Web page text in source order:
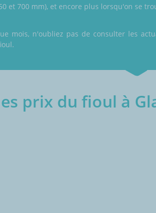
et 700 mm), et encore plus lorsqu'on se
mois, n'oubliez pas de consulter les
prix du fioul à